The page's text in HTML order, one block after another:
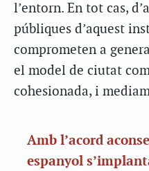
l’entorn. En tot cas,
públiques d’aquest
comprometen a
el model de ciutat
cohesionada, i
Amb l’acord
espanyol